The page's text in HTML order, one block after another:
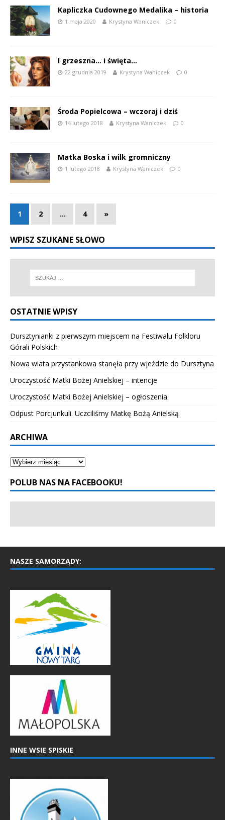
Kapliczka Cudownego Medalika – historia
1 maja 2020 Krystyna Waniczek 0
I grzeszna… i święta…
22 grudnia 2019 Krystyna Waniczek 0
Środa Popielcowa – wczoraj i dziś
14 lutego 2018 Krystyna Waniczek 0
Matka Boska i wilk gromniczny
1 lutego 2018 Krystyna Waniczek 0
1 2 … 4 »
WPISZ SZUKANE SŁOWO
OSTATNIE WPISY
Dursztynianki z pierwszym miejscem na Festiwalu Folkloru
Górali Polskich
Nowa wiata przystankowa stanęła przy wjeździe do Dursztyna
Uroczystość Matki Bożej Anielskiej – intencje
Uroczystość Matki Bożej Anielskiej – ogłoszenia
Odpust Porcjunkuli. Uczciliśmy Matkę Bożą Anielską
ARCHIWA
POLUB NAS NA FACEBOOKU!
NASZE SAMORZĄDY:
INNE WSIE SPISKIE